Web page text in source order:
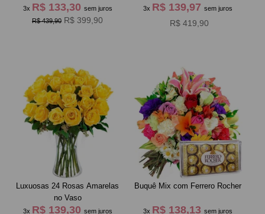
3x R$ 133,30 sem juros
R$ 439,90 R$ 399,90
3x R$ 139,97sem juros
R$ 419,90
Luxuosas 24 Rosas Amarelas
no Vaso
3x R$ 139,30 sem juros
Buquê Mix com Ferrero Rocher
3x R$ 138,13sem juros